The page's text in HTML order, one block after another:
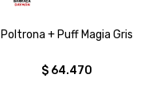
Poltrona + Puff Magia Gris
$ 64.470